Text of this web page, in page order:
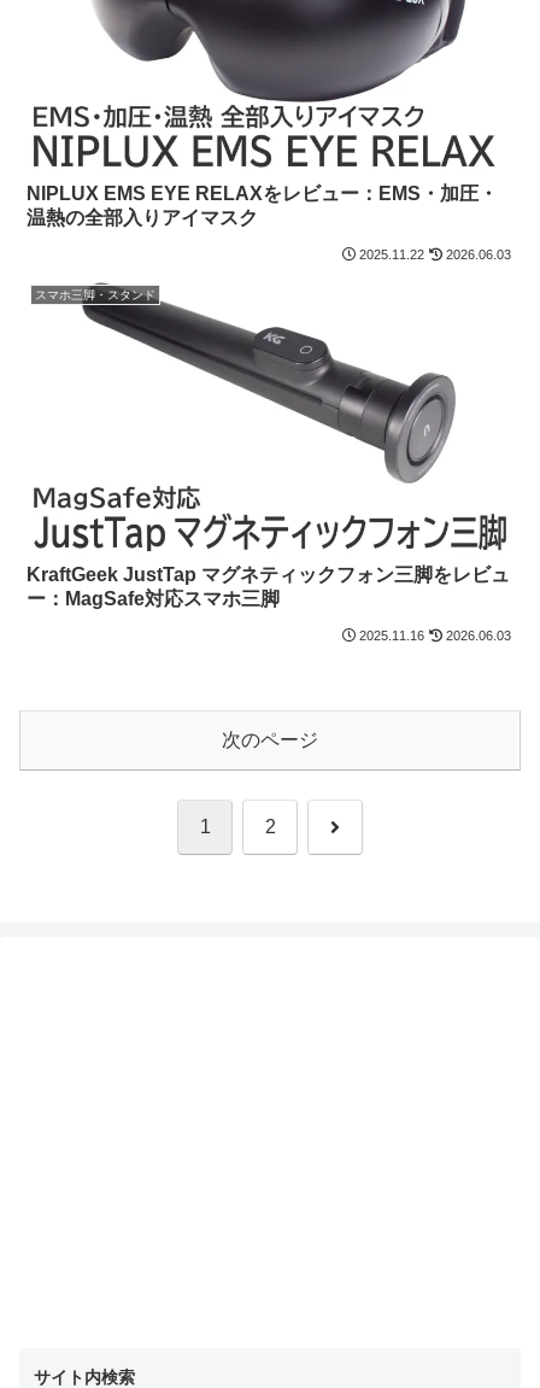
NIPLUX EMS EYE RELAXをレビュー：EMS・加圧・
温熱の全部入りアイマスク
2025.11.22 2026.06.03
スマホ三脚・スタンド
KraftGeek JustTap マグネティックフォン三脚をレビュ
ー：MagSafe対応スマホ三脚
2025.11.16 2026.06.03
次のページ
1 2 次
サイト内検索